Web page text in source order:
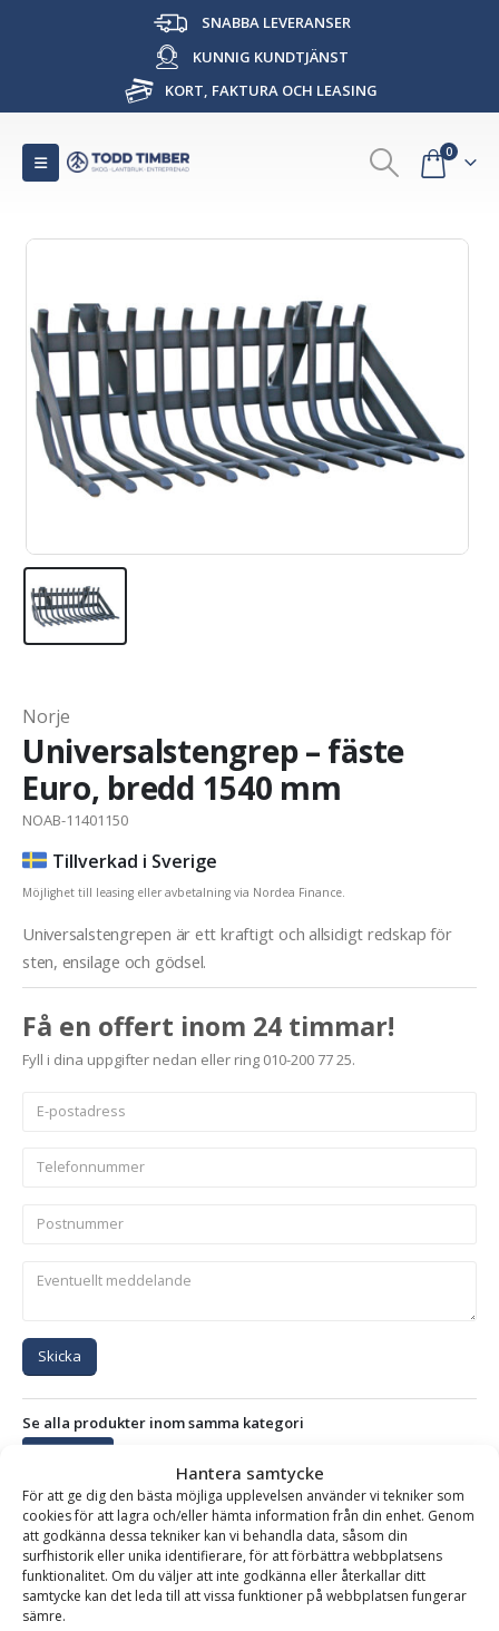
Hantera samtycke
För att ge dig den bästa möjliga upplevelsen använder vi tekniker som
cookies för att lagra och/eller hämta information från din enhet. Genom
att godkänna dessa tekniker kan vi behandla data, såsom din
surfhistorik eller unika identifierare, för att förbättra webbplatsens
funktionalitet. Om du väljer att inte godkänna eller återkallar ditt
samtycke kan det leda till att vissa funktioner på webbplatsen fungerar
sämre.
SNABBA LEVERANSER
KUNNIG KUNDTJÄNST
KORT, FAKTURA OCH LEASING
0
Norje
Universalstengrep – fäste
Euro, bredd 1540 mm
NOAB-11401150
Tillverkad i Sverige
Möjlighet till leasing eller avbetalning via Nordea Finance.
Universalstengrepen är ett kraftigt och allsidigt redskap för
sten, ensilage och gödsel.
Få en offert inom 24 timmar!
Fyll i dina uppgifter nedan eller ring 010-200 77 25.
Skicka
Se alla produkter inom samma kategori
BESKRIVNING
Universalstengrep – fäste Euro, bredd 1540 mm